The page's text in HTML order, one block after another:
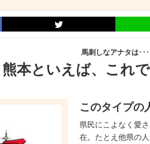
馬刺しなアナタは･･･
熊本といえば、これ
このタイプの
県民にこよなく愛
在。たとえ他県の